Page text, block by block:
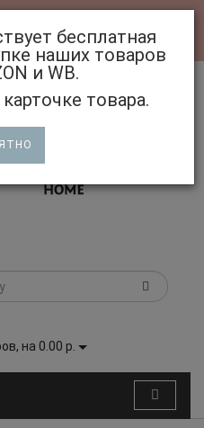
бесплатная
наших товаров
и WB.
товара.
Регистрация
на 0.00 р.